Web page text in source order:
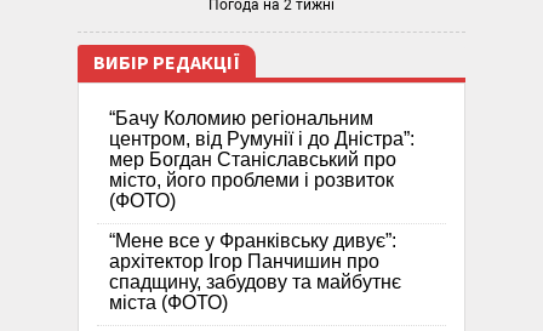
Погода на 2 тижні
ВИБІР РЕДАКЦІЇ
“Бачу Коломию регіональним
центром, від Румунії і до Дністра”:
мер Богдан Станіславський про
місто, його проблеми і розвиток
(ФОТО)
“Мене все у Франківську дивує”:
архітектор Ігор Панчишин про
спадщину, забудову та майбутнє
міста (ФОТО)